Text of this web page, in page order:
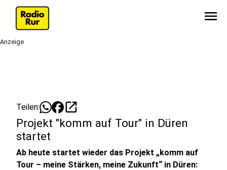
menu
Anzeige
Teilen: open_in_new
Projekt "komm auf Tour" in Düren
startet
Ab heute startet wieder das Projekt „komm auf
Tour – meine Stärken, meine Zukunft“ in Düren: